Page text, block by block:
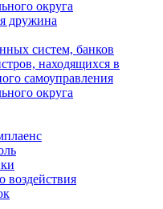
округа
дружина
систем, банков
находящихся в
самоуправления
округа
воздействия